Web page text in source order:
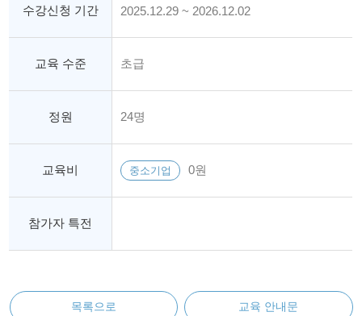
수강신청 기간 2025.12.29 ~ 2026.12.02
교육 수준 초급
정원 24명
교육비 중소기업 0원
참가자 특전
목록으로 교육 안내문